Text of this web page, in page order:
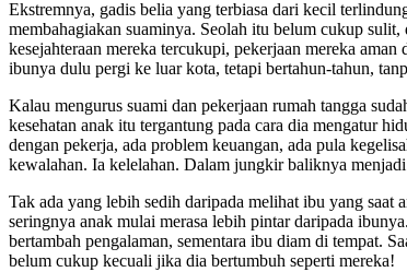
Ekstremnya, gadis belia yang terbiasa dari kecil
membahagiakan suaminya. Seolah itu belum cukup
kesejahteraan mereka tercukupi, pekerjaan mereka
ibunya dulu pergi ke luar kota, tetapi bertahun-tahun,
Kalau mengurus suami dan pekerjaan rumah tangga
kesehatan anak itu tergantung pada cara dia mengatur
dengan pekerja, ada problem keuangan, ada pula
kewalahan. Ia kelelahan. Dalam jungkir baliknya
Tak ada yang lebih sedih daripada melihat ibu yang saat
seringnya anak mulai merasa lebih pintar daripada
bertambah pengalaman, sementara ibu diam di tempat.
belum cukup kecuali jika dia bertumbuh seperti mereka!